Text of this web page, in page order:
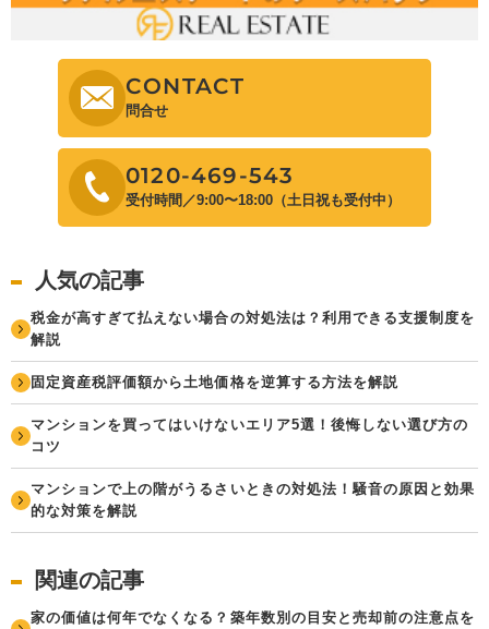
CONTACT
問合せ
0120-469-543
受付時間／9:00〜18:00（土日祝も受付中）
人気の記事
税金が高すぎて払えない場合の対処法は？利用できる支援制度を
解説
固定資産税評価額から土地価格を逆算する方法を解説
マンションを買ってはいけないエリア5選！後悔しない選び方の
コツ
マンションで上の階がうるさいときの対処法！騒音の原因と効果
的な対策を解説
関連の記事
家の価値は何年でなくなる？築年数別の目安と売却前の注意点を